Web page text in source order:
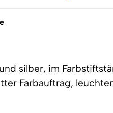
silber, im
Farbauftrag,